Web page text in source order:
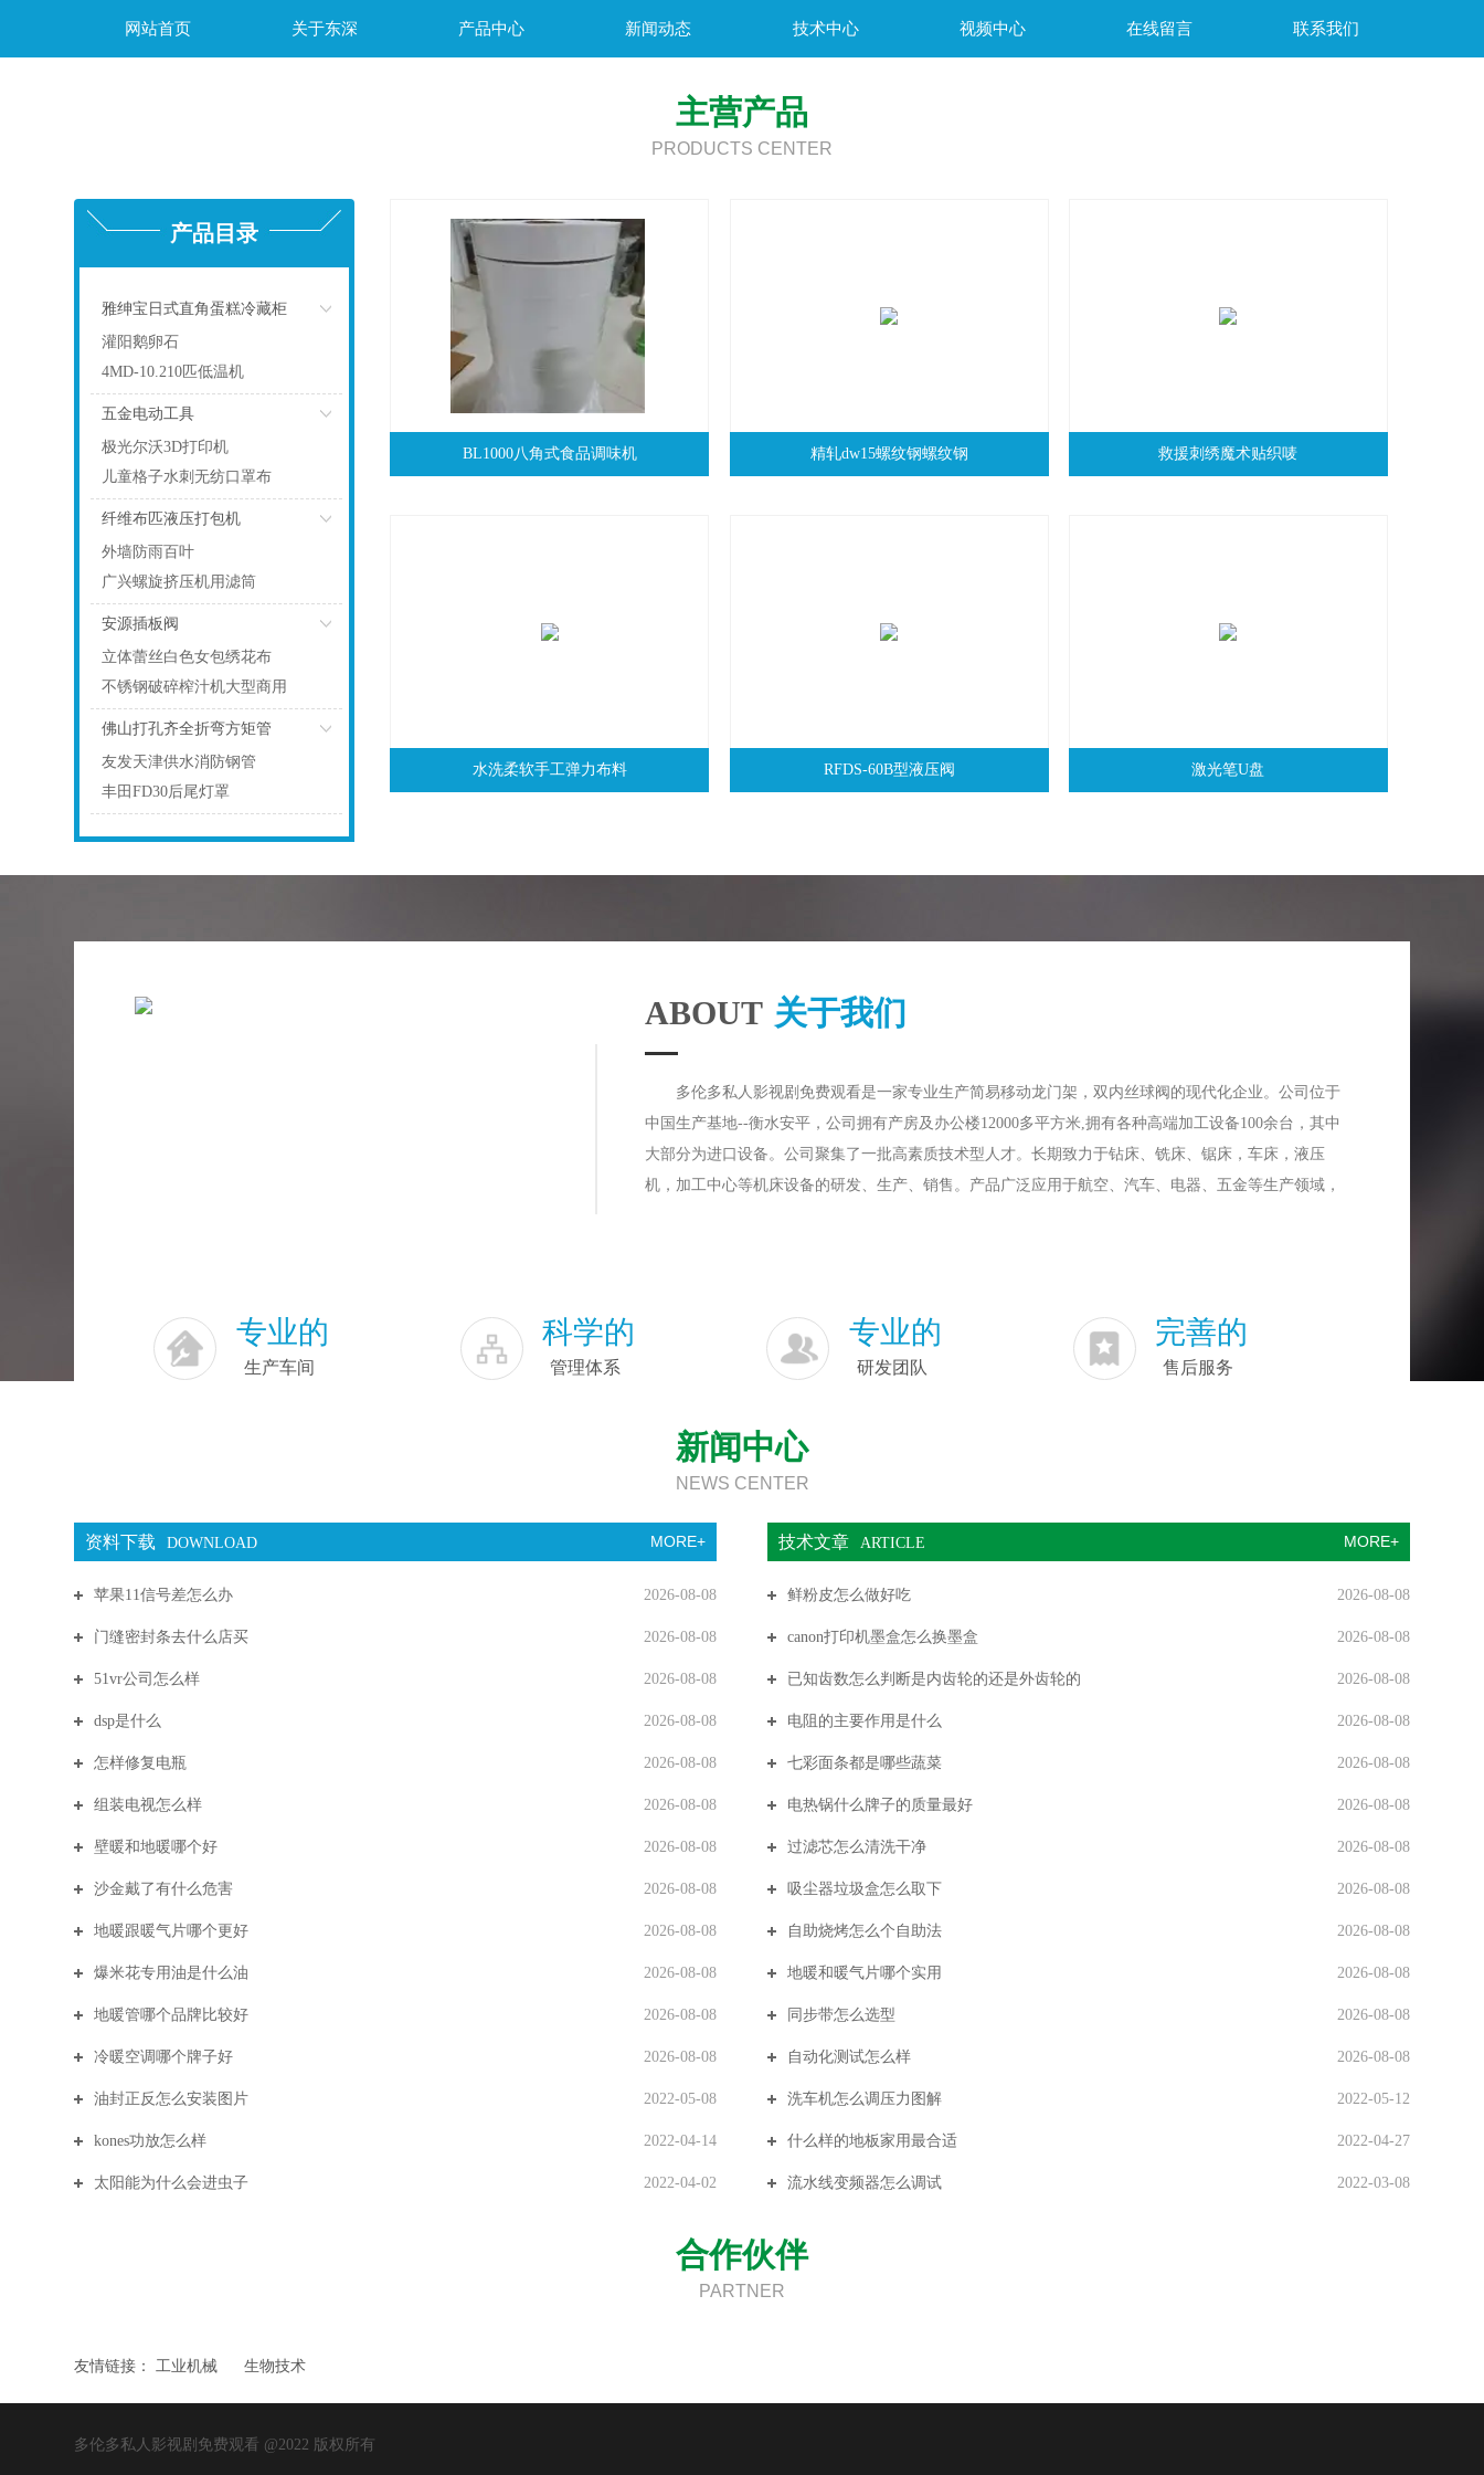
网站首页 关于东深 产品中心 新闻动态 技术中心 视频中心 在线留言 联系我们
主营产品
PRODUCTS CENTER
产品目录
雅绅宝日式直角蛋糕冷藏柜
灌阳鹅卵石
4MD-10.210匹低温机
五金电动工具
极光尔沃3D打印机
儿童格子水刺无纺口罩布
纤维布匹液压打包机
外墙防雨百叶
广兴螺旋挤压机用滤筒
安源插板阀
立体蕾丝白色女包绣花布
不锈钢破碎榨汁机大型商用
佛山打孔齐全折弯方矩管
友发天津供水消防钢管
丰田FD30后尾灯罩
BL1000八角式食品调味机 精轧dw15螺纹钢螺纹钢 救援刺绣魔术贴织唛
水洗柔软手工弹力布料 RFDS-60B型液压阀 激光笔U盘
ABOUT 关于我们
多伦多私人影视剧免费观看是一家专业生产简易移动龙门架，双内丝球阀的现代化企业。公司位于
中国生产基地--衡水安平，公司拥有产房及办公楼12000多平方米,拥有各种高端加工设备100余台，其中
大部分为进口设备。公司聚集了一批高素质技术型人才。长期致力于钻床、铣床、锯床，车床，液压
机，加工中心等机床设备的研发、生产、销售。产品广泛应用于航空、汽车、电器、五金等生产领域，
运营与资本运作相结合、内涵式发展与外延式扩张相结合的双驱动发展模式。
公司联系人：黄跃名，联系电话：15229439738。换应来电洽谈相关合作！
专业的
生产车间
科学的
管理体系
专业的
研发团队
完善的
售后服务
新闻中心
NEWS CENTER
MORE+
资料下载 DOWNLOAD
2026-08-08
苹果11信号差怎么办
2026-08-08
门缝密封条去什么店买
2026-08-08
51vr公司怎么样
2026-08-08
dsp是什么
2026-08-08
怎样修复电瓶
2026-08-08
组装电视怎么样
2026-08-08
壁暖和地暖哪个好
2026-08-08
沙金戴了有什么危害
2026-08-08
地暖跟暖气片哪个更好
2026-08-08
爆米花专用油是什么油
2026-08-08
地暖管哪个品牌比较好
2026-08-08
冷暖空调哪个牌子好
2022-05-08
油封正反怎么安装图片
2022-04-14
kones功放怎么样
2022-04-02
太阳能为什么会进虫子
MORE+
技术文章 ARTICLE
2026-08-08
鲜粉皮怎么做好吃
2026-08-08
canon打印机墨盒怎么换墨盒
2026-08-08
已知齿数怎么判断是内齿轮的还是外齿轮的
2026-08-08
电阻的主要作用是什么
2026-08-08
七彩面条都是哪些蔬菜
2026-08-08
电热锅什么牌子的质量最好
2026-08-08
过滤芯怎么清洗干净
2026-08-08
吸尘器垃圾盒怎么取下
2026-08-08
自助烧烤怎么个自助法
2026-08-08
地暖和暖气片哪个实用
2026-08-08
同步带怎么选型
2026-08-08
自动化测试怎么样
2022-05-12
洗车机怎么调压力图解
2022-04-27
什么样的地板家用最合适
2022-03-08
流水线变频器怎么调试
合作伙伴
PARTNER
友情链接：工业机械 生物技术
多伦多私人影视剧免费观看 @2022 版权所有